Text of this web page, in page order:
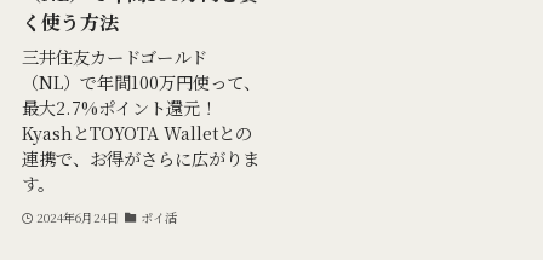
く使う方法
三井住友カードゴールド
（NL）で年間100万円使って、
最大2.7%ポイント還元！
KyashとTOYOTA Walletとの
連携で、お得がさらに広がりま
す。
2024年6月24日 ポイ活